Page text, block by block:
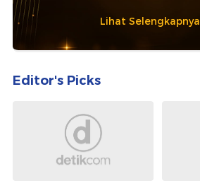
Lihat Selengkapnya
Editor's Picks